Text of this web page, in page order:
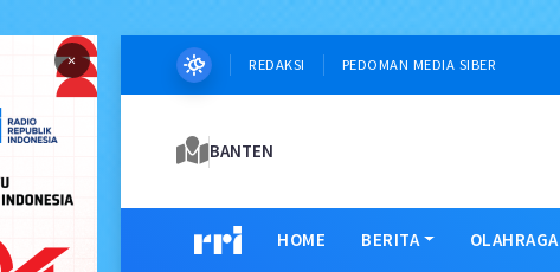
× REDAKSI PEDOMAN MEDIA SIBER
BANTEN
HOME BERITA OLAHRAGA